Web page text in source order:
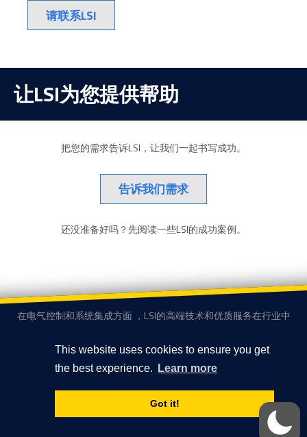
This website uses cookies to ensure you get
the best experience.
Learn more
Got it!
请联系LSI
让LSI为您提供帮助
把您的需求告诉LSI，让我们一起书写成功。
告诉我们需求
还没准备好吗？先阅读一些LSI的成功案例。
在电气控制和系统集成方面 ，LSI的高端技术和优质服务在行业中
广州高新技术产业开发区科学城彩频路9号B502C、502D
+86 20 32053066
隐私政策